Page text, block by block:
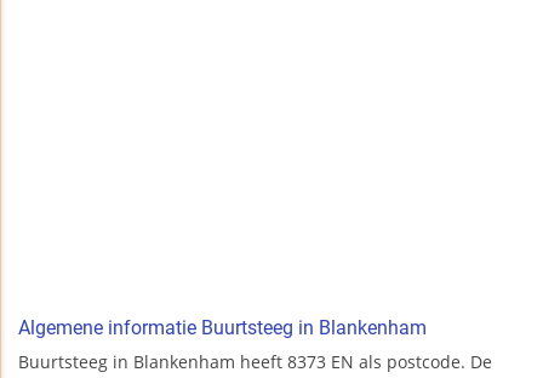
Algemene informatie Buurtsteeg in Blankenham
Buurtsteeg in Blankenham heeft 8373 EN als postcode. De